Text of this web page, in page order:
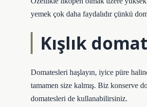
yemek çok daha faydalıdır çünkü
Kışlık
Domatesleri haşlayın, iyice püre
tamamen size kalmış. Biz konserve
domatesleri de kullanabilirsiniz.